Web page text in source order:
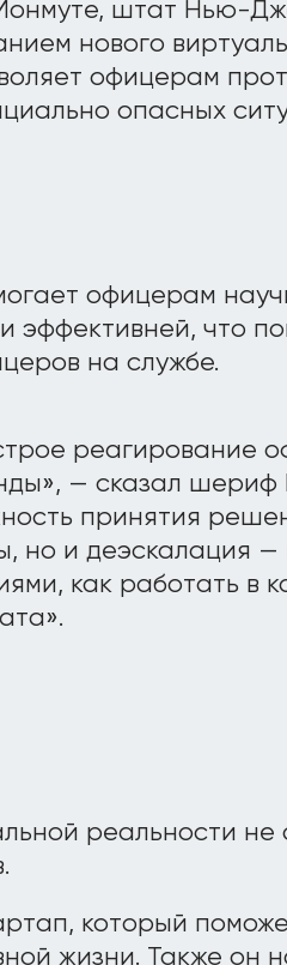
штат Нью-
нового
офицерам
опасных
офицерам
эффективней, что
на службе.
реагирование
— сказал
принятия
но и деэскалация —
как работать в
реальности не
который
жизни. Также он